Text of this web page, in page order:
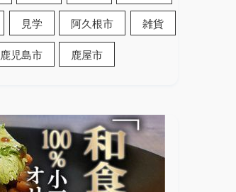
見学 阿久根市 雑貨
鹿児島市 鹿屋市